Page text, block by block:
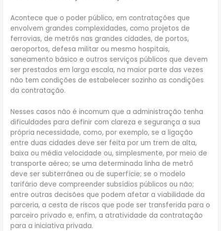
Acontece que o poder público, em contratações que
envolvem grandes complexidades, como projetos de
ferrovias, de metrôs nas grandes cidades, de portos,
aeroportos, defesa militar ou mesmo hospitais,
saneamento básico e outros serviços públicos que devem
ser prestados em larga escala, na maior parte das vezes
não tem condições de estabelecer sozinho as condições
da contratação.
Nesses casos não é incomum que a administração tenha
dificuldades para definir com clareza e segurança a sua
própria necessidade, como, por exemplo, se a ligação
entre duas cidades deve ser feita por um trem de alta,
baixa ou média velocidade ou, simplesmente, por meio de
transporte aéreo; se uma determinada linha de metrô
deve ser subterrânea ou de superfície; se o modelo
tarifário deve compreender subsídios públicos ou não;
entre outras decisões que podem afetar a viabilidade da
parceria, a cesta de riscos que pode ser transferida para o
parceiro privado e, enfim, a atratividade da contratação
para a iniciativa privada.